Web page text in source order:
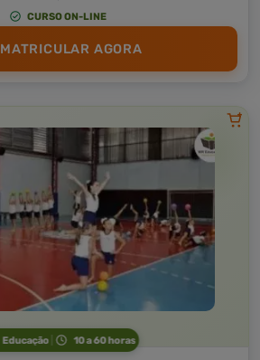
CURSO ON-LINE
MATRICULAR AGORA
Educação 10 a 60 horas